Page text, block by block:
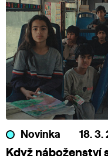
Novinka 18. 3.
Když náboženství